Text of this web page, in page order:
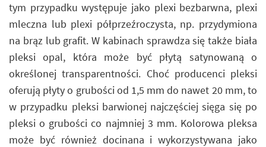
tym przypadku występuje jako plexi bezbarwna, plexi
mleczna lub plexi półprzeźroczysta, np. przydymiona
na brąz lub grafit. W kabinach sprawdza się także biała
pleksi opal, która może być płytą satynowaną o
określonej transparentności. Choć producenci pleksi
oferują płyty o grubości od 1,5 mm do nawet 20 mm, to
w przypadku pleksi barwionej najczęściej sięga się po
pleksi o grubości co najmniej 3 mm. Kolorowa pleksa
może być również docinana i wykorzystywana jako